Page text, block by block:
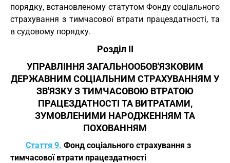
порядку, встановленому статутом Фонду соціального
страхування з тимчасової втрати працездатності, та
в судовому порядку.
Розділ II
УПРАВЛІННЯ ЗАГАЛЬНООБОВ'ЯЗКОВИМ
ДЕРЖАВНИМ СОЦІАЛЬНИМ СТРАХУВАННЯМ У
ЗВ'ЯЗКУ З ТИМЧАСОВОЮ ВТРАТОЮ
ПРАЦЕЗДАТНОСТІ ТА ВИТРАТАМИ,
ЗУМОВЛЕНИМИ НАРОДЖЕННЯМ ТА
ПОХОВАННЯМ
Стаття 9. Фонд соціального страхування з
тимчасової втрати працездатності